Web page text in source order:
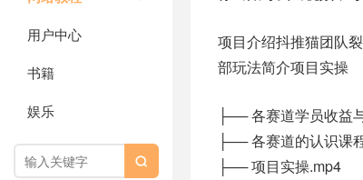
用户中心
书籍
娱乐

项目介绍抖推猫团队
部玩法简介项目实操
├── 各赛道学员收益
├── 各赛道的认识课
├── 项目实操.mp4